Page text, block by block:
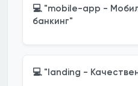
💻 "mobile-app -
банкинг"
💻 "landing -